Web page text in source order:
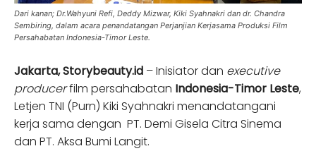
Dari kanan; Dr.Wahyuni Refi, Deddy Mizwar, Kiki Syahnakri dan dr. Chandra
Sembiring, dalam acara penandatangan Perjanjian Kerjasama Produksi Film
Persahabatan Indonesia-Timor Leste.
Jakarta, Storybeauty.id – Inisiator dan executive
producerfilm persahabatan Indonesia-Timor Leste,
Letjen TNI (Purn) Kiki Syahnakri menandatangani
kerja sama dengan PT. Demi Gisela Citra Sinema
dan PT. Aksa Bumi Langit.